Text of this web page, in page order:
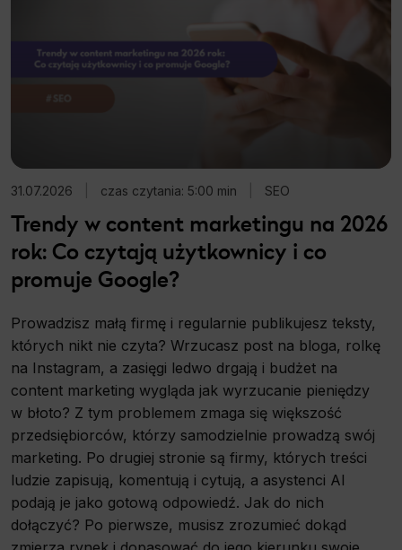
31.07.2026 czas czytania: 5:00 min SEO
Trendy w content marketingu na 2026
rok: Co czytają użytkownicy i co
promuje Google?
Prowadzisz małą firmę i regularnie publikujesz teksty,
których nikt nie czyta? Wrzucasz post na bloga, rolkę
na Instagram, a zasięgi ledwo drgają i budżet na
content marketing wygląda jak wyrzucanie pieniędzy
w błoto? Z tym problemem zmaga się większość
przedsiębiorców, którzy samodzielnie prowadzą swój
marketing. Po drugiej stronie są firmy, których treści
ludzie zapisują, komentują i cytują, a asystenci AI
podają je jako gotową odpowiedź. Jak do nich
dołączyć? Po pierwsze, musisz zrozumieć dokąd